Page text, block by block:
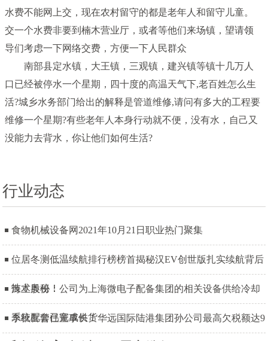
水费不能网上交，现在农村留守的都是老年人和留守儿童。
交一个水费非要到楠木营业厅，或者等他们来场镇，望请领
导们考虑一下网络交费，方便一下人民群众
南部县定水镇，大王镇，三观镇，建兴镇等镇十几万人
口已经被停水一个星期，四十度的高温天气下,老百姓怎么生
活?城乡水务部门给出的解释是管道维修,请问有多大的工程要
维修一个星期?有些老年人本身行动就不便，没有水，自己又
没能力去背水，你让他们如何生活?
行业动态
食物机械设备网2021年10月21日职业热门聚集
位居冬测低温续航排行榜榜首揭秘汉EV创世版扎实续航背后
技术奥秘！
海立股份：公司为上海微电子配备集团的相关设备供给冷却
系统配套已完成供货
李秋喜曾任董事长！华远国际陆港集团孙公司最高欠税额达9